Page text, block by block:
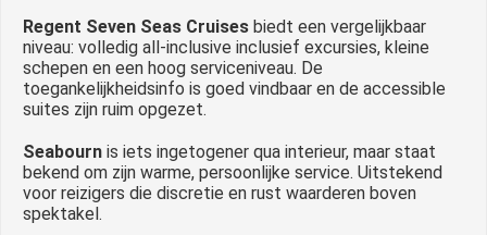
Regent Seven Seas Cruises biedt een vergelijkbaar
niveau: volledig all-inclusive inclusief excursies, kleine
schepen en een hoog serviceniveau. De
toegankelijkheidsinfo is goed vindbaar en de accessible
suites zijn ruim opgezet.
Seabourn is iets ingetogener qua interieur, maar staat
bekend om zijn warme, persoonlijke service. Uitstekend
voor reizigers die discretie en rust waarderen boven
spektakel.